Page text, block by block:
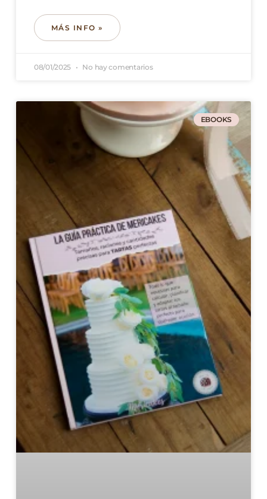
MÁS INFO »
08/01/2025 No hay comentarios
EBOOKS